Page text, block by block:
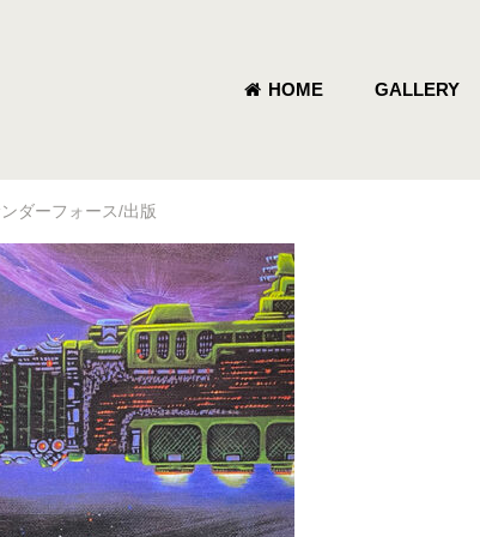
HOME GALLERY
ダーフォース/出版